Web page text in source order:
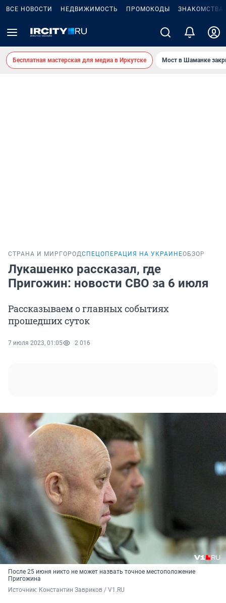
ВСЕ НОВОСТИ НЕДВИЖИМОСТЬ ПРОМОКОДЫ ЗНАКОМСТВА
Бесплатная мастерская для медиа в Иркутске Мост в Шаманке
СТРАНА И МИР ГОРОДСПЕЦОПЕРАЦИЯ НА УКРАИНЕОБЗОР
Лукашенко рассказал, где
Пригожин: новости СВО за 6 июля
Рассказываем о главных событиях
прошедших суток
7 июля 2023, 01:05 2 016
После 25 июня никто не может назвать точное местоположение
Пригожина
Источник: Константин Завриков / V1.RU